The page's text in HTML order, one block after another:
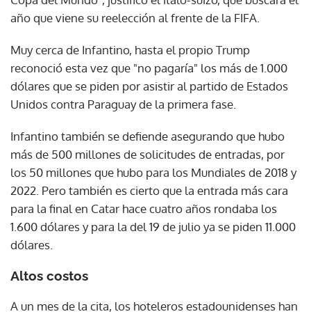
año que viene su reelección al frente de la FIFA.
Muy cerca de Infantino, hasta el propio Trump
reconoció esta vez que "no pagaría" los más de 1.000
dólares que se piden por asistir al partido de Estados
Unidos contra Paraguay de la primera fase.
Infantino también se defiende asegurando que hubo
más de 500 millones de solicitudes de entradas, por
los 50 millones que hubo para los Mundiales de 2018 y
2022. Pero también es cierto que la entrada más cara
para la final en Catar hace cuatro años rondaba los
1.600 dólares y para la del 19 de julio ya se piden 11.000
dólares.
Altos costos
A un mes de la cita, los hoteleros estadounidenses han